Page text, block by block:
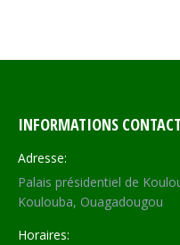
INFORMATIONS CONTACT
Adresse:
Palais présidentiel de
Koulouba, Ouagadougou
Horaires: